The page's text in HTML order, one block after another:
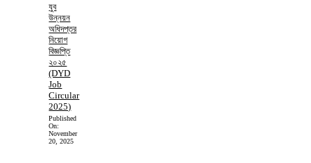
যুব
উন্নয়ন
অধিদপ্তর
নিয়োগ
বিজ্ঞপ্তি
২০২৫
(DYD
Job
Circular
2025)
Published
On:
November
20, 2025